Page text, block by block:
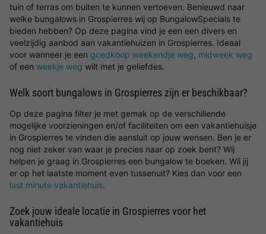
tuin of terras om buiten te kunnen vertoeven. Benieuwd naar
welke bungalows in Grospierres wij op BungalowSpecials te
bieden hebben? Op deze pagina vind je een een divers en
veelzijdig aanbod aan vakantiehuizen in Grospierres. Ideaal
voor wanneer je een goedkoop weekendje weg, midweek weg
of een weekje weg wilt met je geliefdes.
Welk soort bungalows in Grospierres zijn er beschikbaar?
Op deze pagina filter je met gemak op de verschillende
mogelijke voorzieningen en/of faciliteiten om een vakantiehuisje
in Grospierres te vinden die aansluit op jouw wensen. Ben je er
nog niet zeker van waar je precies naar op zoek bent? Wij
helpen je graag in Grospierres een bungalow te boeken. Wil jij
er op het laatste moment even tussenuit? Kies dan voor een
last minute vakantiehuis.
Zoek jouw ideale locatie in Grospierres voor het
vakantiehuis